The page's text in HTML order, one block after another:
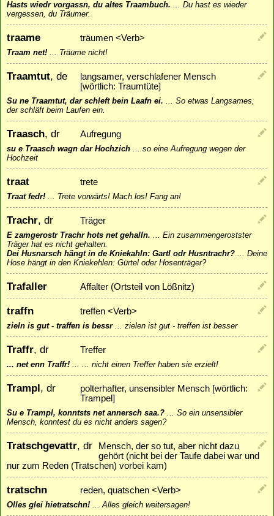
Hasts wiedr vorgassn, du altes Traambuch. ... Du hast es wieder
vergessen, du Träumer.
traame träumen <Verb>
Traam net! ... Träume nicht!
Traamtut, de
langsamer, verschlafener Mensch
[wörtlich: Traumtüte]
Su ne Traamtut, dar schleft bein Laafn ei. ... So etwas Langsames,
der schläft beim Laufen ein.
Traasch, dr Aufregung
su e Traasch wagn dar Hochzich ... so eine Aufregung wegen der
Hochzeit
traat trete
Traat fedr! ... Trete vorwärts! Mach los! Fang an!
Trachr, dr Träger
E zamgerostr Trachr hots net gehalln. ... Ein zusammengerostster
Träger hat es nicht gehalten.
Dei Husnarsch hängt in de Kniekahln: Gartl odr Husntrachr? ... Deine
Hose hängt in den Kniekehlen: Gürtel oder Hosenträger?
Trafaller Affalter (Ortsteil von Lößnitz)
traffn treffen <Verb>
zieln is gut - traffen is bessr... zielen ist gut - treffen ist besser
Traffr, dr Treffer
... net enn Traffr! ... ... nicht einen Treffer haben sie erzielt!
Trampl, dr
polterhafter, unsensibler Mensch [wörtlich:
Trampel]
Su e Trampl, konntsts net annersch saa.? ... So ein unsensibler
Mensch, konntest du es nicht anders sagen?
Tratschgevattr, dr
Mensch, der so tut, aber nicht dazu
gehört (nicht bei der Taufe dabei war und
nur zum Reden (Tratschen) vorbei kam)
tratschn reden, quatschen <Verb>
Olles glei hietratschn! ...Alles gleich weitersagen!